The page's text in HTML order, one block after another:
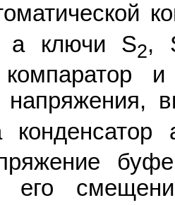
а ключи S2,
компаратор
напряжения,
конденсатор
его